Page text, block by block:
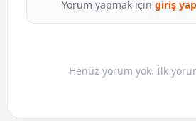
Yorum yapmak için giriş yap
Henüz yorum yok. İlk